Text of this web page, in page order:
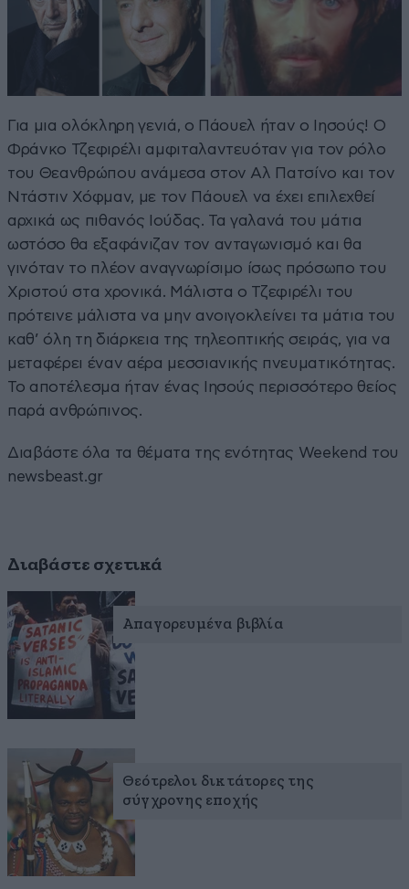
Για μια ολόκληρη γενιά, ο Πάουελ ήταν ο Ιησούς! Ο
Φράνκο Τζεφιρέλι αμφιταλαντευόταν για τον ρόλο
του Θεανθρώπου ανάμεσα στον Αλ Πατσίνο και τον
Ντάστιν Χόφμαν, με τον Πάουελ να έχει επιλεχθεί
αρχικά ως πιθανός Ιούδας. Τα γαλανά του μάτια
ωστόσο θα εξαφάνιζαν τον ανταγωνισμό και θα
γινόταν το πλέον αναγνωρίσιμο ίσως πρόσωπο του
Χριστού στα χρονικά. Μάλιστα ο Τζεφιρέλι του
πρότεινε μάλιστα να μην ανοιγοκλείνει τα μάτια του
καθ’ όλη τη διάρκεια της τηλεοπτικής σειράς, για να
μεταφέρει έναν αέρα μεσσιανικής πνευματικότητας.
Το αποτέλεσμα ήταν ένας Ιησούς περισσότερο θείος
παρά ανθρώπινος.
Διαβάστε όλα τα θέματα της ενότητας Weekend του
newsbeast.gr
Διαβάστε σχετικά
Απαγορευμένα βιβλία
Θεότρελοι δικτάτορες της
σύγχρονης εποχής